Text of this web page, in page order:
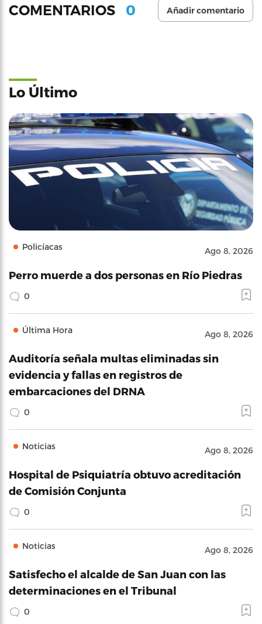
COMENTARIOS 0 Añadir comentario
Lo Último
Policíacas Ago 8, 2026
Perro muerde a dos personas en Río Piedras
0
Última Hora Ago 8, 2026
Auditoría señala multas eliminadas sin
evidencia y fallas en registros de
embarcaciones del DRNA
0
Noticias Ago 8, 2026
Hospital de Psiquiatría obtuvo acreditación
de Comisión Conjunta
0
Noticias Ago 8, 2026
Satisfecho el alcalde de San Juan con las
determinaciones en el Tribunal
0